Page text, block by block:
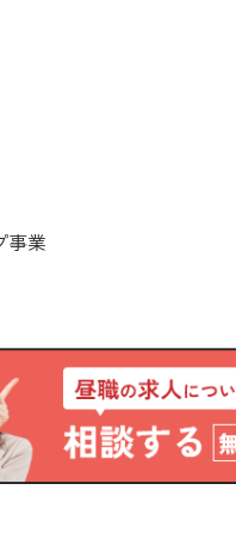
事業